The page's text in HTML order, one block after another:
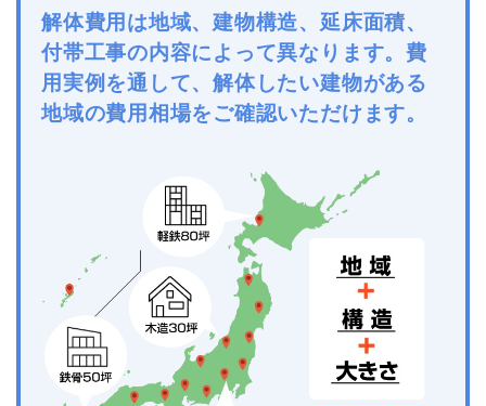
解体費用は地域、建物構造、延床面積、
付帯工事の内容によって異なります。費
用実例を通して、解体したい建物がある
地域の費用相場をご確認いただけます。